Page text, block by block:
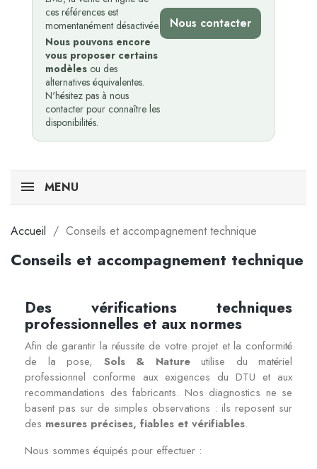
ces références est
momentanément désactivée.
Nous pouvons encore
vous proposer certains
modèles ou des
alternatives équivalentes.
N'hésitez pas à nous
contacter pour connaître les
disponibilités.
Nous contacter
MENU
Accueil Conseils et accompagnement technique
Conseils et accompagnement technique
Des vérifications techniques
professionnelles et aux normes
Afin de garantir la réussite de votre projet et la conformité
de la pose, Sols & Natureutilise du matériel
professionnel conforme aux exigences du DTU et aux
recommandations des fabricants. Nos diagnostics ne se
basent pas sur de simples observations : ils reposent sur
des mesures précises, fiables et vérifiables.
Nous sommes équipés pour effectuer :